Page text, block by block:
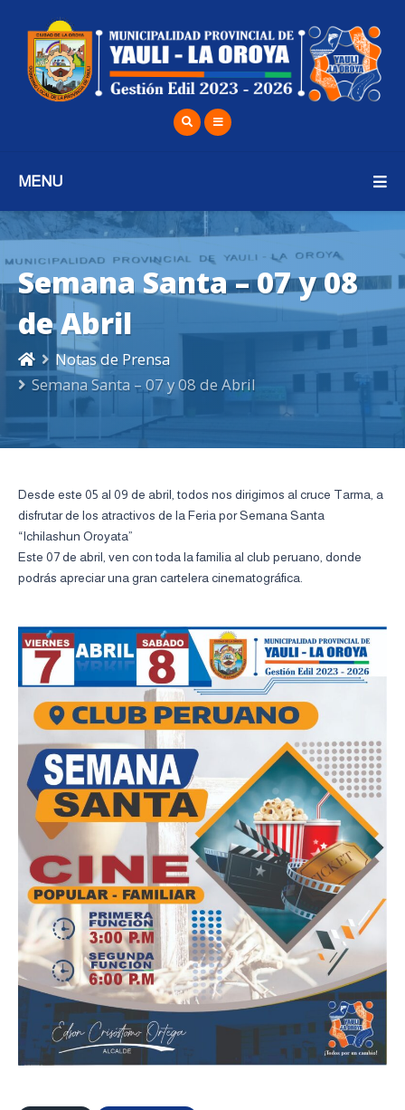
MENU
Semana Santa – 07 y 08
de Abril
Notas de Prensa
Semana Santa – 07 y 08 de Abril
Desde este 05 al 09 de abril, todos nos dirigimos al cruce Tarma, a
disfrutar de los atractivos de la Feria por Semana Santa
“Ichilashun Oroyata”
Este 07 de abril, ven con toda la familia al club peruano, donde
podrás apreciar una gran cartelera cinematográfica.